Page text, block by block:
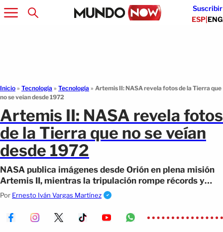
Suscribir
ESP|ENG
Inicio » Tecnología » Tecnología » Artemis II: NASA revela fotos de la Tierra que
no se veían desde 1972
Artemis II: NASA revela fotos
de la Tierra que no se veían
desde 1972
NASA publica imágenes desde Orión en plena misión
Artemis II, mientras la tripulación rompe récords y
avanza en la exploración lunar.
Por Ernesto Iván Vargas Martínez